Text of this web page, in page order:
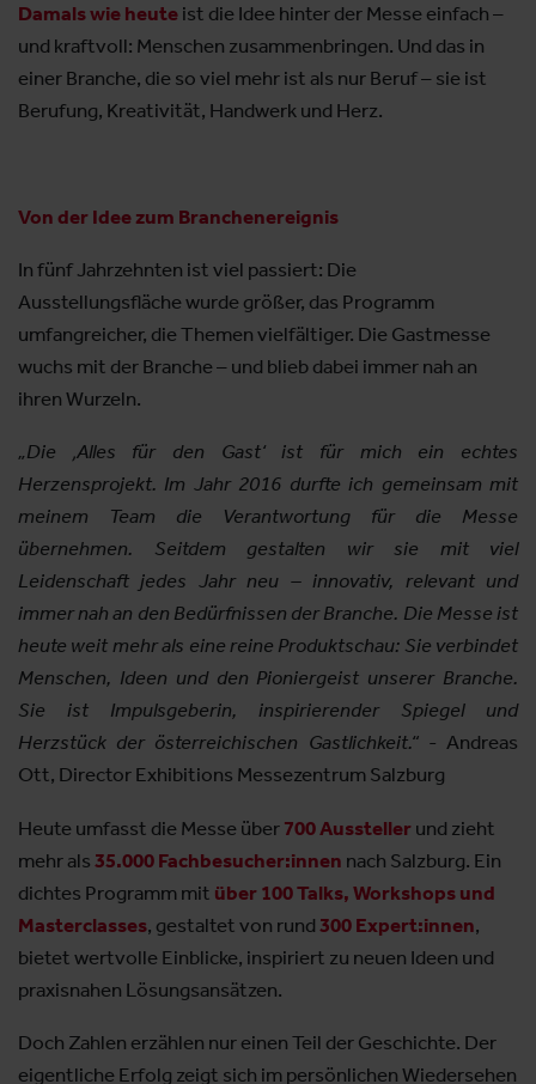
Damals wie heute ist die Idee hinter der Messe einfach –
und kraftvoll: Menschen zusammenbringen. Und das in
einer Branche, die so viel mehr ist als nur Beruf – sie ist
Berufung, Kreativität, Handwerk und Herz.
Von der Idee zum Branchenereignis
In fünf Jahrzehnten ist viel passiert: Die
Ausstellungsfläche wurde größer, das Programm
umfangreicher, die Themen vielfältiger. Die Gastmesse
wuchs mit der Branche – und blieb dabei immer nah an
ihren Wurzeln.
„Die ‚Alles für den Gast‘ ist für mich ein echtes
Herzensprojekt. Im Jahr 2016 durfte ich gemeinsam mit
meinem Team die Verantwortung für die Messe
übernehmen. Seitdem gestalten wir sie mit viel
Leidenschaft jedes Jahr neu – innovativ, relevant und
immer nah an den Bedürfnissen der Branche. Die Messe ist
heute weit mehr als eine reine Produktschau: Sie verbindet
Menschen, Ideen und den Pioniergeist unserer Branche.
Sie ist Impulsgeberin, inspirierender Spiegel und
Herzstück der österreichischen Gastlichkeit.“- Andreas
Ott, Director Exhibitions Messezentrum Salzburg
Heute umfasst die Messe über 700 Aussteller und zieht
mehr als 35.000 Fachbesucher:innen nach Salzburg. Ein
dichtes Programm mit über 100 Talks, Workshops und
Masterclasses, gestaltet von rund 300 Expert:innen,
bietet wertvolle Einblicke, inspiriert zu neuen Ideen und
praxisnahen Lösungsansätzen.
Doch Zahlen erzählen nur einen Teil der Geschichte. Der
eigentliche Erfolg zeigt sich im persönlichen Wiedersehen